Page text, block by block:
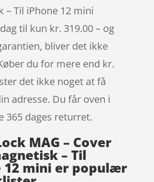
– Til iPhone 12 mini
til kun kr. 319.00 – og
bliver det ikke
du for mere end kr.
det ikke noget at få
adresse. Du får oven i
365 dages returret.
MAG – Cover
– Til
12 mini er populær